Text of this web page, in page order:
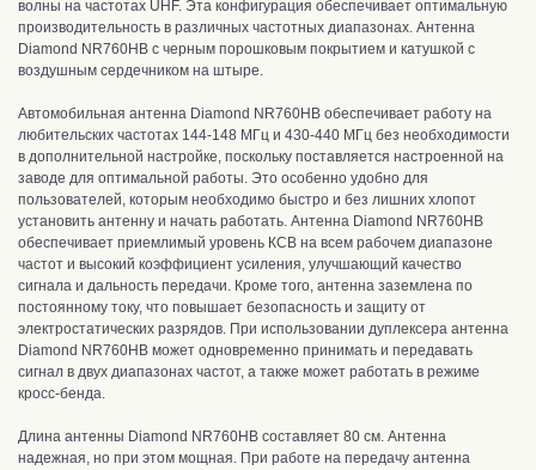
волны на частотах UHF. Эта конфигурация обеспечивает оптимальную
производительность в различных частотных диапазонах. Антенна
Diamond NR760HB с черным порошковым покрытием и катушкой с
воздушным сердечником на штыре.
Автомобильная антенна Diamond NR760HB обеспечивает работу на
любительских частотах 144-148 МГц и 430-440 МГц без необходимости
в дополнительной настройке, поскольку поставляется настроенной на
заводе для оптимальной работы. Это особенно удобно для
пользователей, которым необходимо быстро и без лишних хлопот
установить антенну и начать работать. Антенна Diamond NR760HB
обеспечивает приемлимый уровень КСВ на всем рабочем диапазоне
частот и высокий коэффициент усиления, улучшающий качество
сигнала и дальность передачи. Кроме того, антенна заземлена по
постоянному току, что повышает безопасность и защиту от
электростатических разрядов. При использовании дуплексера антенна
Diamond NR760HB может одновременно принимать и передавать
сигнал в двух диапазонах частот, а также может работать в режиме
кросс-бенда.
Длина антенны Diamond NR760HB составляет 80 см. Антенна
надежная, но при этом мощная. При работе на передачу антенна